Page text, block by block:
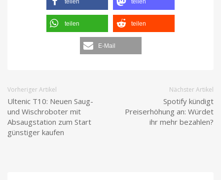
teilen teilen
teilen teilen
E-Mail
Vorheriger Artikel
Ultenic T10: Neuen Saug-
und Wischroboter mit
Absaugstation zum Start
günstiger kaufen
Nächster Artikel
Spotify kündigt
Preiserhöhung an: Würdet
ihr mehr bezahlen?